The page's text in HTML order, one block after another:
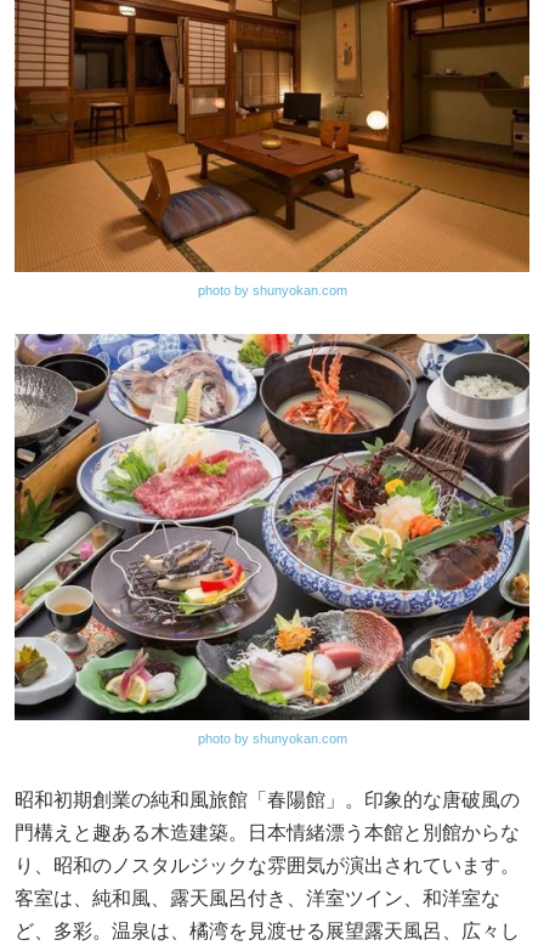
photo by shunyokan.com
photo by shunyokan.com
昭和初期創業の純和風旅館「春陽館」。印象的な唐破風の
門構えと趣ある木造建築。日本情緒漂う本館と別館からな
り、昭和のノスタルジックな雰囲気が演出されています。
客室は、純和風、露天風呂付き、洋室ツイン、和洋室な
ど、多彩。温泉は、橘湾を見渡せる展望露天風呂、広々し